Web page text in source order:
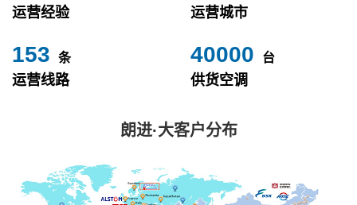
运营经验 运营城市
153 条
运营线路
40000 台
供货空调
朗进·大客户分布